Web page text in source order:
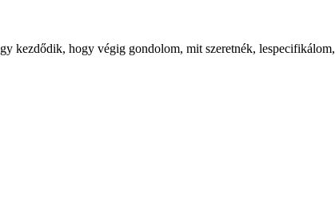
kezdődik, hogy végig gondolom, mit szeretnék,